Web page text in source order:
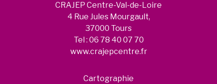
CRAJEP Centre-Val-de-Loire
4 Rue Jules Mourgault,
37000 Tours
Tel : 06 78 40 07 70
www.crajepcentre.fr
Cartographie